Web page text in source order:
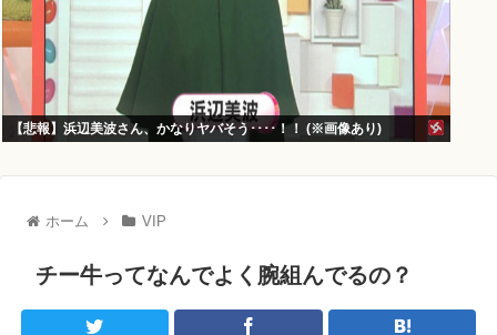
【悲報】浜辺美波さん、かなりヤバそう････！！ (※画像あり)
ホーム VIP
チー牛ってなんでよく腕組んでるの？